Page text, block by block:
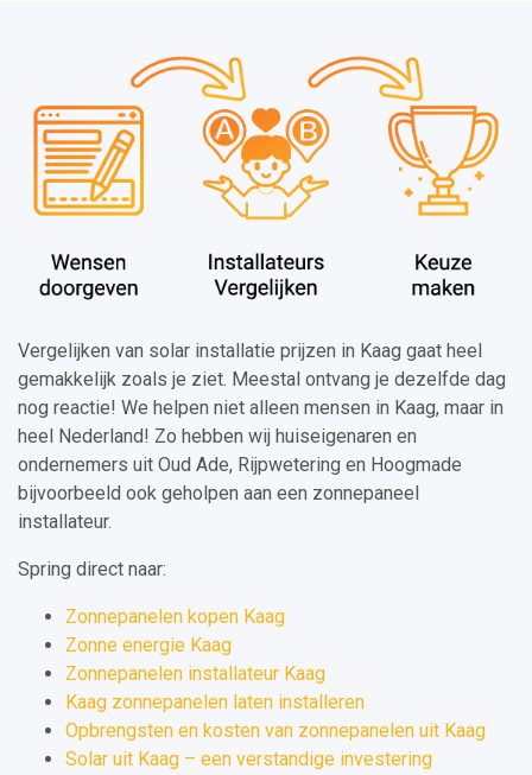
Vergelijken van solar installatie prijzen in Kaag gaat heel
gemakkelijk zoals je ziet. Meestal ontvang je dezelfde dag
nog reactie! We helpen niet alleen mensen in Kaag, maar in
heel Nederland! Zo hebben wij huiseigenaren en
ondernemers uit Oud Ade, Rijpwetering en Hoogmade
bijvoorbeeld ook geholpen aan een zonnepaneel
installateur.
Spring direct naar:
Zonnepanelen kopen Kaag
Zonne energie Kaag
Zonnepanelen installateur Kaag
Kaag zonnepanelen laten installeren
Opbrengsten en kosten van zonnepanelen uit Kaag
Solar uit Kaag – een verstandige investering